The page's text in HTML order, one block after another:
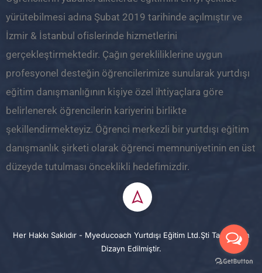
yürütebilmesi adına Şubat 2019 tarihinde açılmıştır ve
İzmir & İstanbul ofislerinde hizmetlerini
gerçekleştirmektedir. Çağın gerekliliklerine uygun
profesyonel desteğin öğrencilerimize sunularak yurtdışı
eğitim danışmanlığının kişiye özel ihtiyaçlara göre
belirlenerek öğrencilerin kariyerini birlikte
şekillendirmekteyiz. Öğrenci merkezli bir yurtdışı eğitim
danışmanlık şirketi olarak öğrenci memnuniyetinin en üst
düzeyde tutulması önceklikli hedefimizdir.
Her Hakkı Saklıdır - Myeducoach Yurtdışı Eğitim Ltd.Şti Tarafından
Dizayn Edilmiştir.